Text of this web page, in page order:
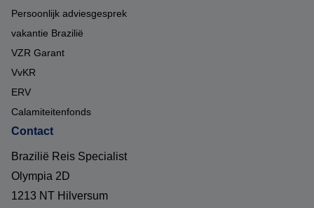
Persoonlijk adviesgesprek
vakantie Brazilië
VZR Garant
VvKR
ERV
Calamiteitenfonds
Contact
Brazilië Reis Specialist
Olympia 2D
1213 NT Hilversum